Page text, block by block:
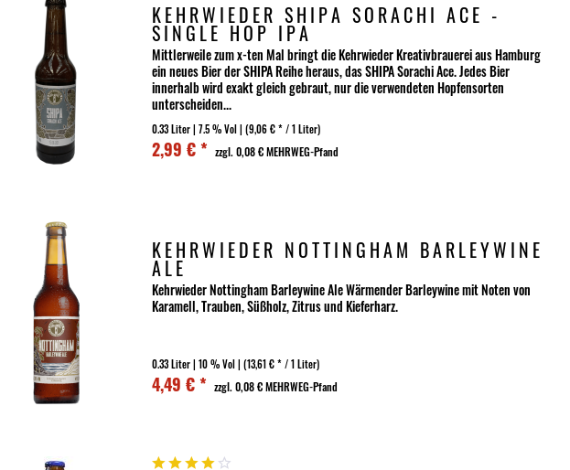
KEHRWIEDER SHIPA SORACHI ACE -
SINGLE HOP IPA
Mittlerweile zum x-ten Mal bringt die Kehrwieder Kreativbrauerei aus Hamburg
ein neues Bier der SHIPA Reihe heraus, das SHIPA Sorachi Ace. Jedes Bier
innerhalb wird exakt gleich gebraut, nur die verwendeten Hopfensorten
unterscheiden...
0.33 Liter| 7.5 % Vol | (9,06 € * / 1 Liter)
2,99 € * zzgl. 0,08 € MEHRWEG-Pfand
KEHRWIEDER NOTTINGHAM BARLEYWINE
ALE
Kehrwieder Nottingham Barleywine Ale Wärmender Barleywine mit Noten von
Karamell, Trauben, Süßholz, Zitrus und Kieferharz.
0.33 Liter| 10 % Vol | (13,61 € * / 1 Liter)
4,49 € * zzgl. 0,08 € MEHRWEG-Pfand